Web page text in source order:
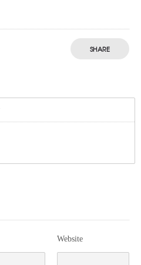
SHARE
Website